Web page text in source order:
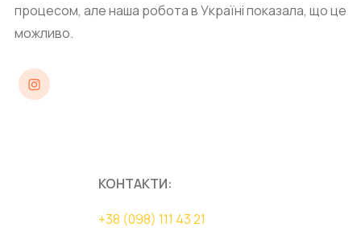
процесом, але наша робота в Україні показала, що це
можливо.
Instagram
КОНТАКТИ:
+38 (098) 111 43 21